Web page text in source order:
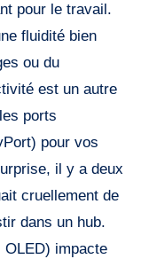
pour le travail.
fluidité bien
ou du
est un autre
ports
pour vos
il y a deux
cruellement de
dans un hub.
OLED) impacte